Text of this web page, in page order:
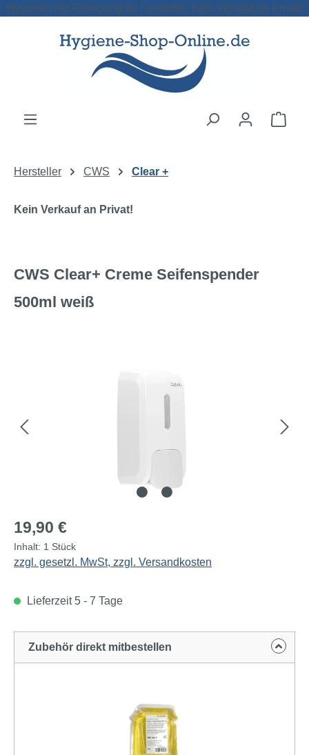
Zum Hauptinhalt springen
Hygiene und Reinigung für Gewerbe. Kein Verkauf an Privat!
Hersteller CWS Clear +
Kein Verkauf an Privat!
CWS Clear+ Creme Seifenspender
500ml weiß
Regulärer Preis:
19,90 €
Inhalt: 1 Stück
zzgl. gesetzl. MwSt, zzgl. Versandkosten
Lieferzeit 5 - 7 Tage
Zubehör direkt mitbestellen